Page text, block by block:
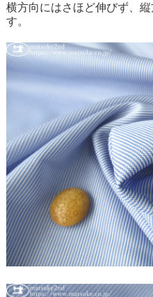
横方向にはさほど伸びず、
す。